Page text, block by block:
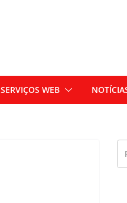
SERVIÇOS WEB